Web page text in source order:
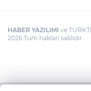
HABER YAZILIMI ve
2026 Tüm hakları saklıdır.